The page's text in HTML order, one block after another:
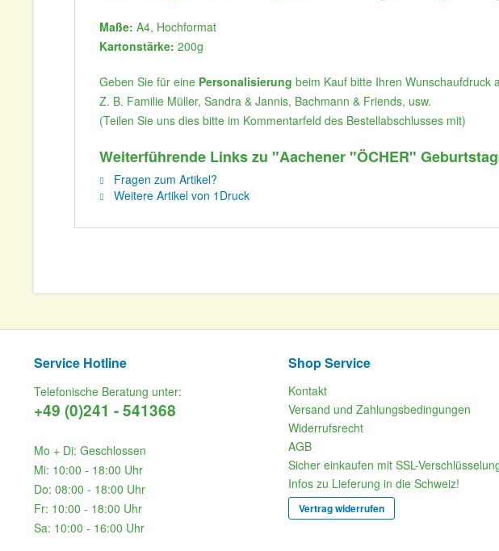
Maße: A4, Hochformat
Kartonstärke: 200g
Geben Sie für eine Personalisierung beim Kauf bitte Ihren Wunschaufdruck
Z. B. Familie Müller, Sandra & Jannis, Bachmann & Friends, usw.
(Teilen Sie uns dies bitte im Kommentarfeld des Bestellabschlusses mit)
Weiterführende Links zu "Aachener "ÖCHER"
Fragen zum Artikel?
Weitere Artikel von 1Druck
Service Hotline
Telefonische Beratung unter:
+49 (0)241 - 541368
Mo + Di: Geschlossen
Mi: 10:00 - 18:00 Uhr
Do: 08:00 - 18:00 Uhr
Fr: 10:00 - 18:00 Uhr
Sa: 10:00 - 16:00 Uhr
Shop Service
Kontakt
Versand und Zahlungsbedingungen
Widerrufsrecht
AGB
Sicher einkaufen mit SSL-
Infos zu Lieferung in die Schweiz!
Vertrag widerrufen